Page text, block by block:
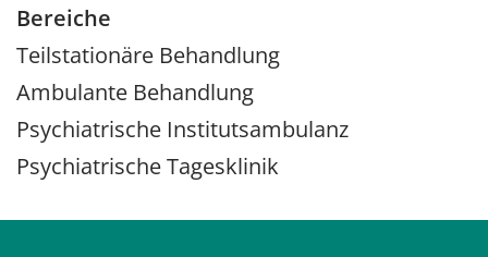
Bereiche
Teilstationäre Behandlung
Ambulante Behandlung
Psychiatrische Institutsambulanz
Psychiatrische Tagesklinik